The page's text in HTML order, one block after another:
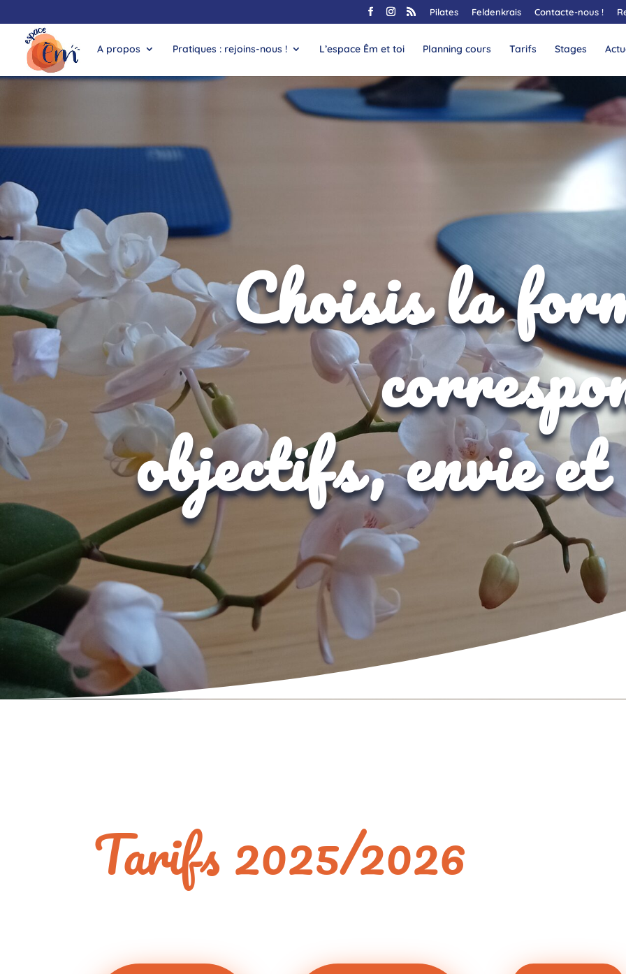
Pilates Feldenkrais Contacte-nous !
A propos Pratiques : rejoins-nous ! L’espace Êm et toi Planning cours Tarifs Stages
Choisis la
objectifs, envie
Tarifs 2025/2026